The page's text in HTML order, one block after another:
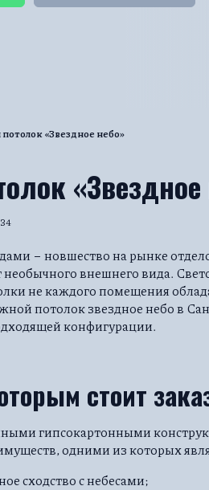
«Звездное небо»
«Звездное
34
− новшество на рынке
необычного внешнего вида.
не каждого помещения
потолок звездное небо в
конфигурации.
стоит
гипсокартонными
одними из которых
сходство с небесами;